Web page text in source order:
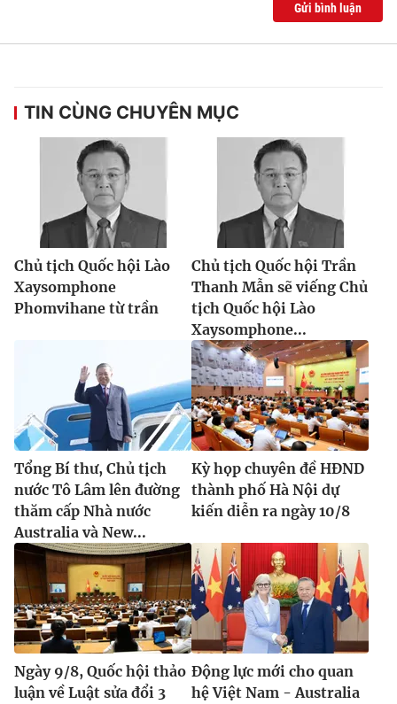
Gửi bình luận
TIN CÙNG CHUYÊN MỤC
Chủ tịch Quốc hội Lào
Xaysomphone
Phomvihane từ trần
Chủ tịch Quốc hội Trần
Thanh Mẫn sẽ viếng Chủ
tịch Quốc hội Lào
Xaysomphone...
Tổng Bí thư, Chủ tịch
nước Tô Lâm lên đường
thăm cấp Nhà nước
Australia và New...
Kỳ họp chuyên đề HĐND
thành phố Hà Nội dự
kiến diễn ra ngày 10/8
Ngày 9/8, Quốc hội thảo
luận về Luật sửa đổi 3
Động lực mới cho quan
hệ Việt Nam - Australia